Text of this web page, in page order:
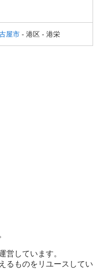
屋市 - 港区 - 港栄
営しています。
るものをリユースしてい